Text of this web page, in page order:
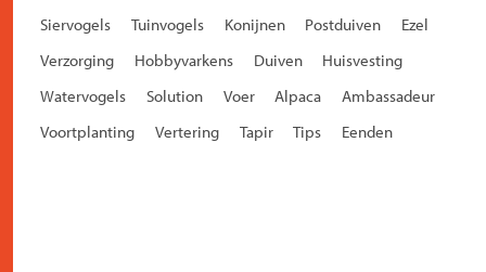
Siervogels
Tuinvogels Konijnen Postduiven
Ezel
Verzorging
Hobbyvarkens Duiven
Huisvesting
Watervogels
Solution Voer Alpaca
Ambassadeur
Voortplanting
Vertering Tapir Tips Eenden